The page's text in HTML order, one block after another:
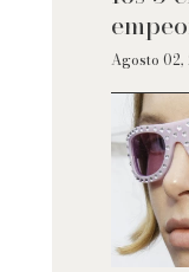
Agosto 02,